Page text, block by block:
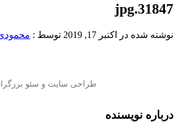
31847.jpg
نوشته شده در اکتبر 17, 2019 توسط :
درباره نویسنده